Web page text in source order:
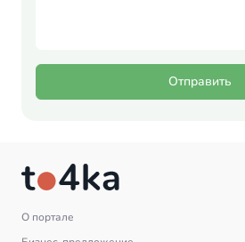
Отправить
О портале